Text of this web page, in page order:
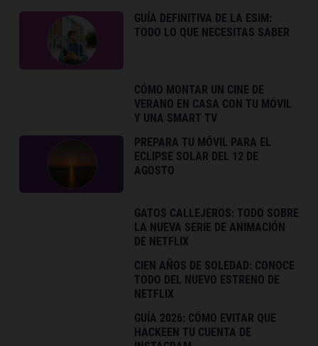
GUÍA DEFINITIVA DE LA ESIM:
TODO LO QUE NECESITAS SABER
CÓMO MONTAR UN CINE DE
VERANO EN CASA CON TU MÓVIL
Y UNA SMART TV
PREPARA TU MÓVIL PARA EL
ECLIPSE SOLAR DEL 12 DE
AGOSTO
GATOS CALLEJEROS: TODO SOBRE
LA NUEVA SERIE DE ANIMACIÓN
DE NETFLIX
CIEN AÑOS DE SOLEDAD: CONOCE
TODO DEL NUEVO ESTRENO DE
NETFLIX
GUÍA 2026: CÓMO EVITAR QUE
HACKEEN TU CUENTA DE